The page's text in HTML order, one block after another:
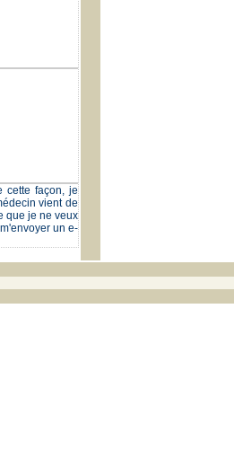
cette façon, je
vient de
que je ne veux
un e-